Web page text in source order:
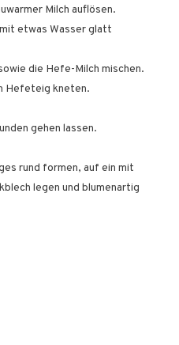
Milch auflösen.
etwas Wasser glatt
die Hefe-Milch mischen.
Hefeteig kneten.
gehen lassen.
rund formen, auf ein mit
legen und blumenartig